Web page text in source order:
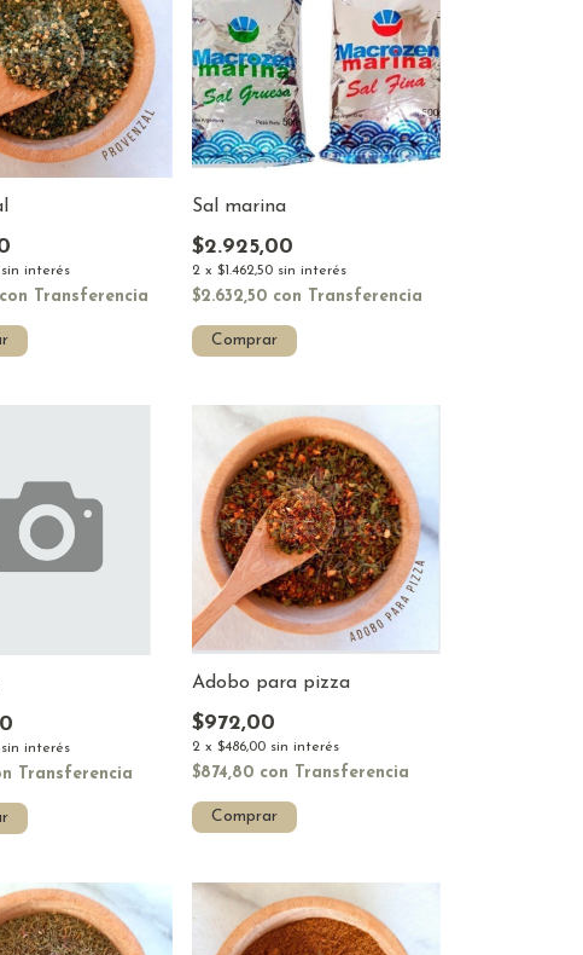
sin interés
con Transferencia
Sal marina
$2.925,00
2 x $1.462,50 sin interés
$2.632,50 con Transferencia
Comprar
sin interés
Transferencia
Adobo para pizza
$972,00
2 x $486,00 sin interés
$874,80 con Transferencia
Comprar